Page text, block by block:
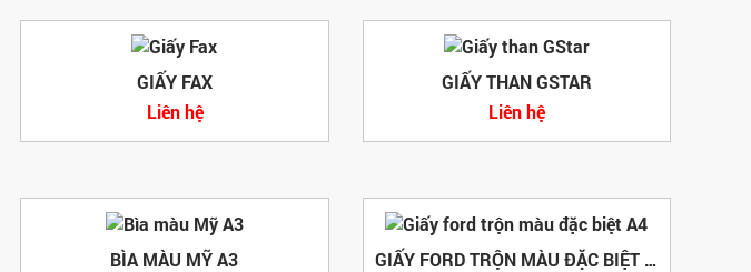
GIẤY FAX
Liên hệ
GIẤY THAN GSTAR
Liên hệ
BÌA MÀU MỸ A3
GIẤY FORD TRỘN MÀU ĐẶC BIỆT A4